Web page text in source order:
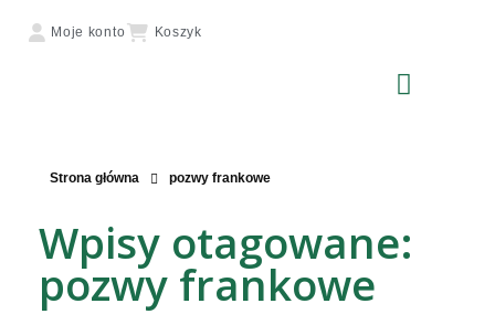
Moje konto Koszyk
Strona główna pozwy frankowe
Wpisy otagowane:
pozwy frankowe